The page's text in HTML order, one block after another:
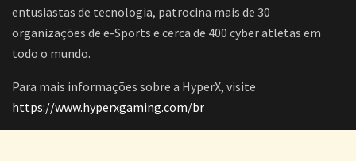
entusiastas de tecnologia, patrocina mais de 30
organizações de e-Sports e cerca de 400 cyber atletas em
todo o mundo.
Para mais informações sobre a HyperX, visite
https://www.hyperxgaming.com/br